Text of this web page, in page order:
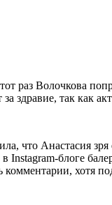
раз Волочкова
здравие, так как
что Анастасия
блоге
хотя